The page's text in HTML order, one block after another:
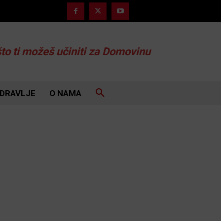
ti možeš učiniti za Domovinu
O NAMA